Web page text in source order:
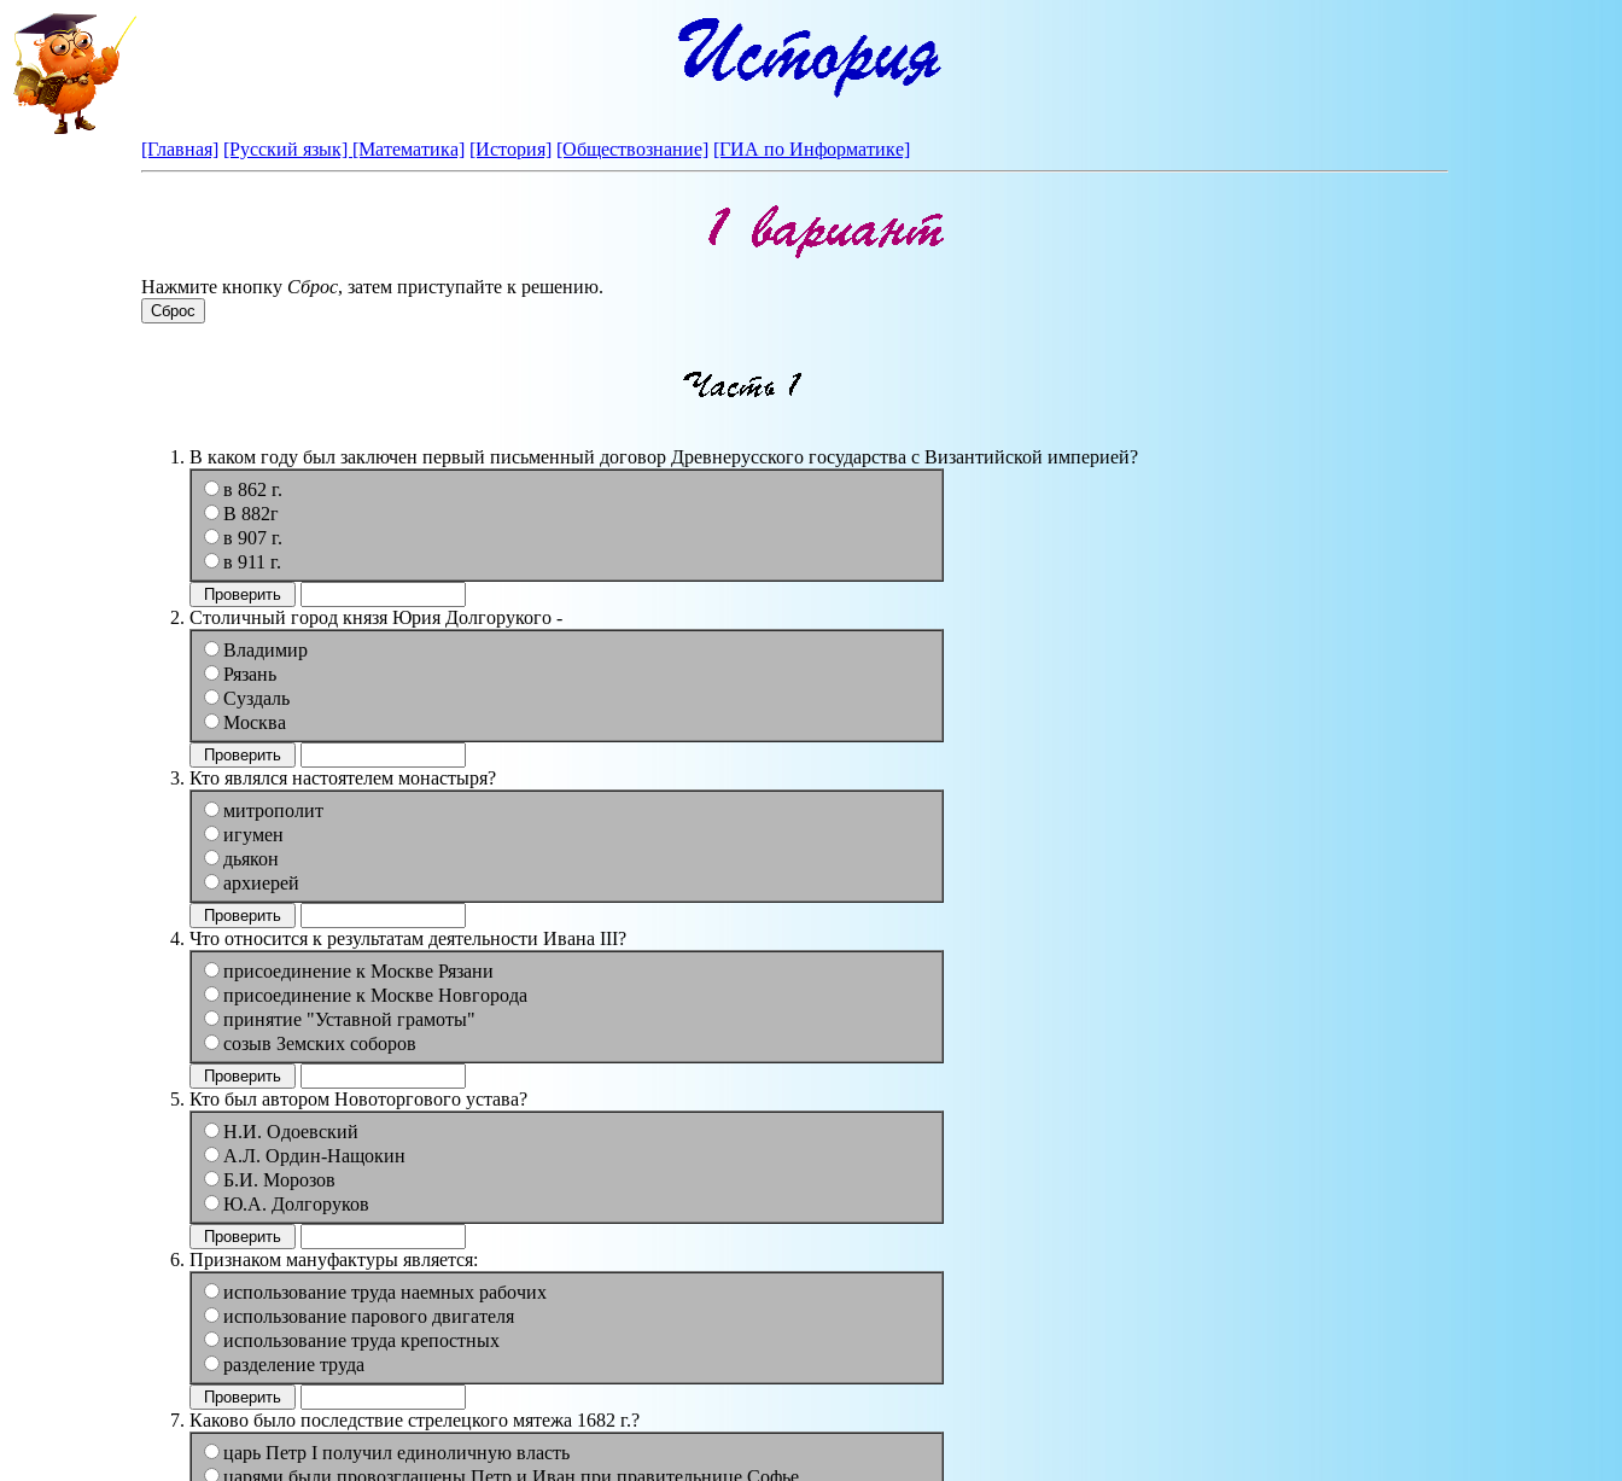
[Главная] [Русский язык] [Математика] [История] [Обществознание] [ГИА по Информатике]
Нажмите кнопку Сброс, затем приступайте к решению.
В каком году был заключен первый письменный договор Древнерусского государства с Византийской империей?
в 862 г.
В 882г
в 907 г.
в 911 г.
Столичный город князя Юрия Долгорукого -
Владимир
Рязань
Суздаль
Москва
Кто являлся настоятелем монастыря?
митрополит
игумен
дьякон
архиерей
Что относится к результатам деятельности Ивана III?
присоединение к Москве Рязани
присоединение к Москве Новгорода
принятие "Уставной грамоты"
созыв Земских соборов
Кто был автором Новоторгового устава?
Н.И. Одоевский
А.Л. Ордин-Нащокин
Б.И. Морозов
Ю.А. Долгоруков
Признаком мануфактуры является:
использование труда наемных рабочих
использование парового двигателя
использование труда крепостных
разделение труда
Каково было последствие стрелецкого мятежа 1682 г.?
царь Петр I получил единоличную власть
царями были провозглашены Петр и Иван при правительнице Софье